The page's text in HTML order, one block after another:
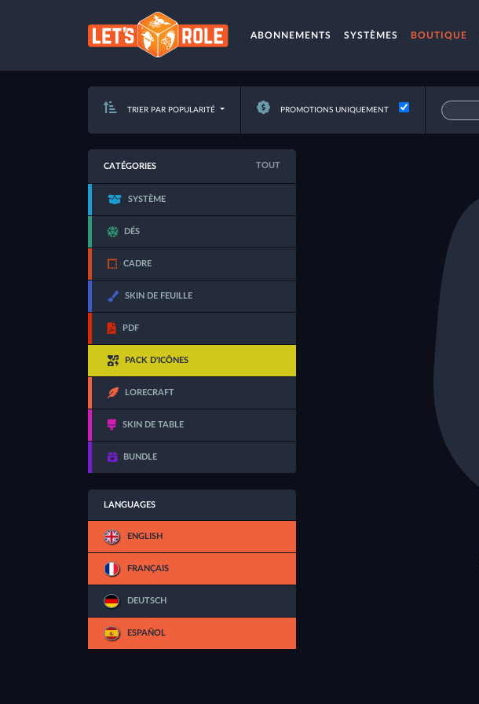
ABONNEMENTS SYSTÈMES BOUTIQUE
TRIER PAR POPULARITÉ PROMOTIONS UNIQUEMENT
CATÉGORIES TOUT
SYSTÈME
DÉS
CADRE
SKIN DE FEUILLE
PDF
PACK D'ICÔNES
LORECRAFT
SKIN DE TABLE
BUNDLE
LANGUAGES
ENGLISH
FRANÇAIS
DEUTSCH
ESPAÑOL